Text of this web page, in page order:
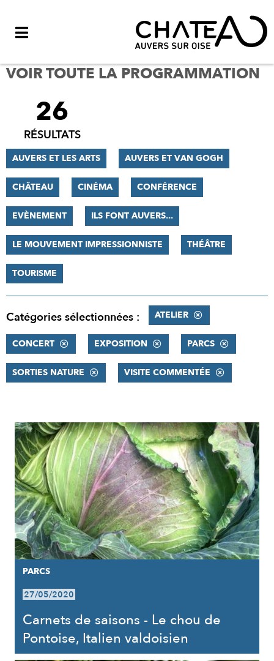
VOIR TOUTE LA PROGRAMMATION
FILTRER
RÉSULTATS
26
RÉSULTATS
AUVERS ET LES ARTS AUVERS ET VAN GOGH
CHÂTEAU CINÉMA CONFÉRENCE
EVÈNEMENT ILS FONT AUVERS...
LE MOUVEMENT IMPRESSIONNISTE THÉÂTRE
TOURISME
Catégories sélectionnées : ATELIER
CONCERT EXPOSITION PARCS
SORTIES NATURE VISITE COMMENTÉE
RÉSULTATS
PARCS
27/05/2020
Carnets de saisons - Le chou de
Pontoise, Italien valdoisien